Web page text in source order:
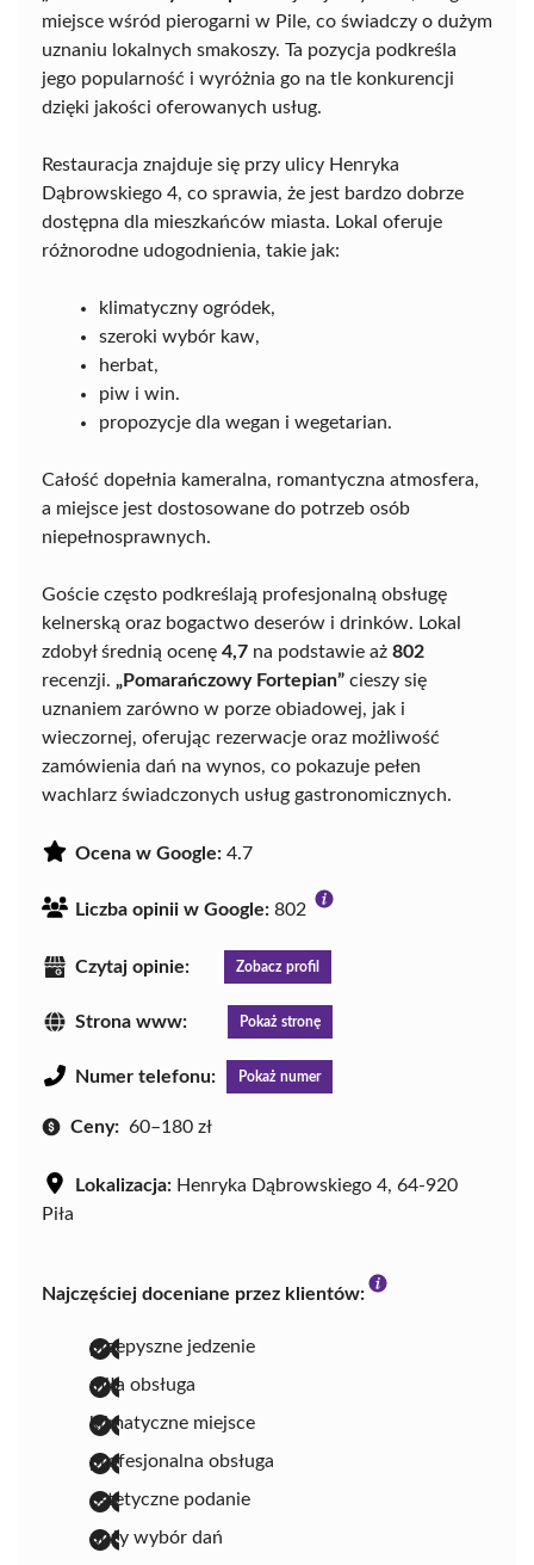
miejsce wśród pierogarni w Pile, co świadczy o dużym
uznaniu lokalnych smakoszy. Ta pozycja podkreśla
jego popularność i wyróżnia go na tle konkurencji
dzięki jakości oferowanych usług.
Restauracja znajduje się przy ulicy Henryka
Dąbrowskiego 4, co sprawia, że jest bardzo dobrze
dostępna dla mieszkańców miasta. Lokal oferuje
różnorodne udogodnienia, takie jak:
klimatyczny ogródek,
szeroki wybór kaw,
herbat,
piw i win.
propozycje dla wegan i wegetarian.
Całość dopełnia kameralna, romantyczna atmosfera,
a miejsce jest dostosowane do potrzeb osób
niepełnosprawnych.
Goście często podkreślają profesjonalną obsługę
kelnerską oraz bogactwo deserów i drinków. Lokal
zdobył średnią ocenę 4,7 na podstawie aż 802
recenzji. „Pomarańczowy Fortepian” cieszy się
uznaniem zarówno w porze obiadowej, jak i
wieczornej, oferując rezerwacje oraz możliwość
zamówienia dań na wynos, co pokazuje pełen
wachlarz świadczonych usług gastronomicznych.
Ocena w Google: 4.7
Liczba opinii w Google: 802
Czytaj opinie: Zobacz profil
Strona www: Pokaż stronę
Numer telefonu: Pokaż numer
Ceny: 60–180 zł
Lokalizacja: Henryka Dąbrowskiego 4, 64-920
Piła
Najczęściej doceniane przez klientów:
przepyszne jedzenie
miła obsługa
klimatyczne miejsce
profesjonalna obsługa
estetyczne podanie
duży wybór dań